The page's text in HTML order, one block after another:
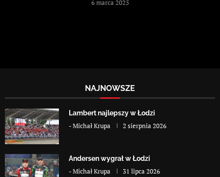
6 marca 2025
NAJNOWSZE
Lambert najlepszy w Łodzi
-Michał Krupa 2 sierpnia 2026
Andersen wygrał w Łodzi
-Michał Krupa 31 lipca 2026